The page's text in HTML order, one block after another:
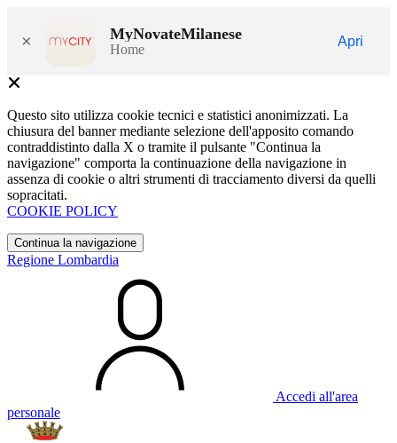
× MyNovateMilanese
Home
Apri
Questo sito utilizza cookie tecnici e statistici anonimizzati. La
chiusura del banner mediante selezione dell'apposito comando
contraddistinto dalla X o tramite il pulsante "Continua la
navigazione" comporta la continuazione della navigazione in
assenza di cookie o altri strumenti di tracciamento diversi da quelli
sopracitati.
COOKIE POLICY
Continua la navigazione
Regione Lombardia
Accedi all'area
personale